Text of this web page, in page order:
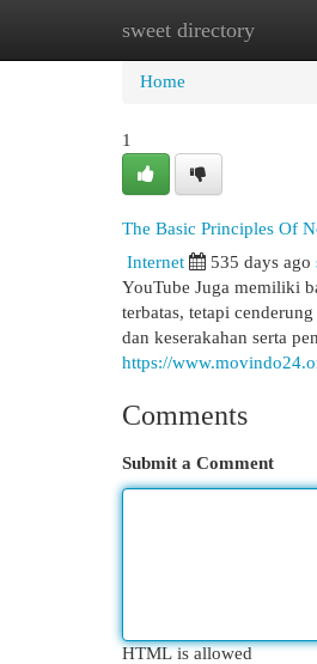
sweet directory
Home New Site
Home
1
The Basic Principles Of
Internet 535 days ago
YouTube Juga memiliki
terbatas, tetapi
dan keserakahan serta
https://
Comments
Submit a Comment
HTML is allowed